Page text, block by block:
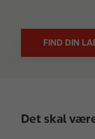
FIND DIN
Det skal